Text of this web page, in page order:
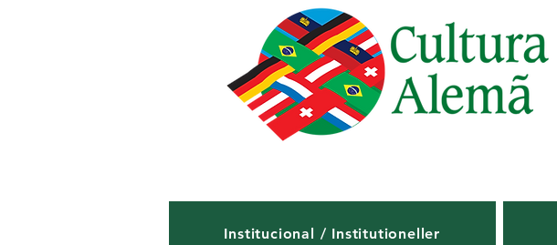
Institucional / Institutioneller